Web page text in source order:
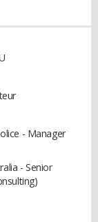
- Manager
- Senior